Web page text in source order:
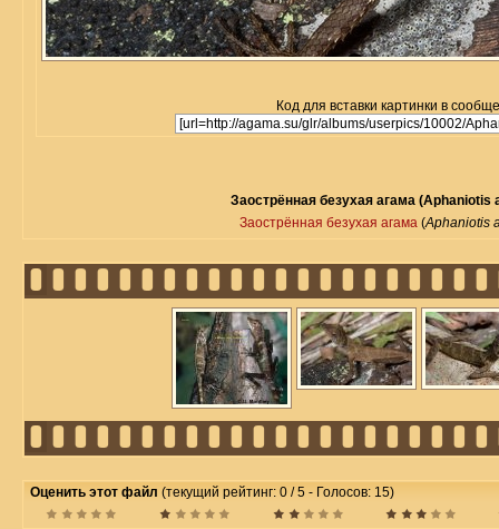
Код для вставки картинки в
Заострённая безухая агама
Заострённая безухая агама (Aphaniotis
Оценить этот файл (текущий рейтинг: 0 / 5 - Голосов: 15)